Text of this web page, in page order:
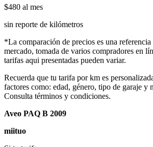
$480 al mes
sin reporte de kilómetros
*La comparación de precios es una referencia
mercado, tomada de varios compradores en
tarifas aqui presentadas pueden variar.
Recuerda que tu tarifa por km es
factores como: edad, género, tipo de garaje y
Consulta términos y condiciones.
Aveo PAQ B 2009
miituo